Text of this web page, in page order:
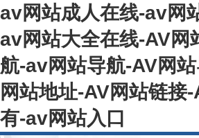
av网站成人在线-av网
av网站大全在线-AV网
航-av网站导航-AV网
网站地址-AV网站链接
有-av网站入口